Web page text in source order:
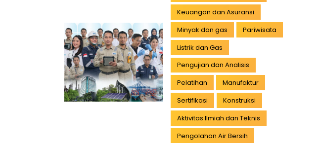
Keuangan dan Asuransi
Minyak dan gas
Pariwisata
Listrik dan Gas
Pengujian dan Analisis
Pelatihan
Manufaktur
Sertifikasi
Konstruksi
Aktivitas Ilmiah dan Teknis
Pengolahan Air Bersih